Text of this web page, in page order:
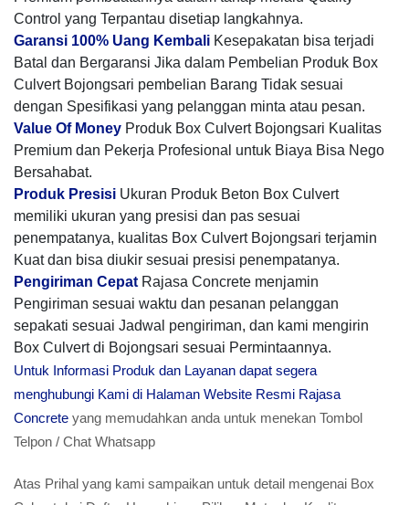
Control yang Terpantau disetiap langkahnya.
Garansi 100% Uang Kembali Kesepakatan bisa terjadi
Batal dan Bergaransi Jika dalam Pembelian Produk Box
Culvert Bojongsari pembelian Barang Tidak sesuai
dengan Spesifikasi yang pelanggan minta atau pesan.
Value Of Money Produk Box Culvert Bojongsari Kualitas
Premium dan Pekerja Profesional untuk Biaya Bisa Nego
Bersahabat.
Produk Presisi Ukuran Produk Beton Box Culvert
memiliki ukuran yang presisi dan pas sesuai
penempatanya, kualitas Box Culvert Bojongsari terjamin
Kuat dan bisa diukir sesuai presisi penempatanya.
Pengiriman Cepat Rajasa Concrete menjamin
Pengiriman sesuai waktu dan pesanan pelanggan
sepakati sesuai Jadwal pengiriman, dan kami mengirin
Box Culvert di Bojongsari sesuai Permintaannya.
Untuk Informasi Produk dan Layanan dapat segera
menghubungi Kami di Halaman Website Resmi Rajasa
Concrete yang memudahkan anda untuk menekan Tombol
Telpon / Chat Whatsapp
Atas Prihal yang kami sampaikan untuk detail mengenai Box